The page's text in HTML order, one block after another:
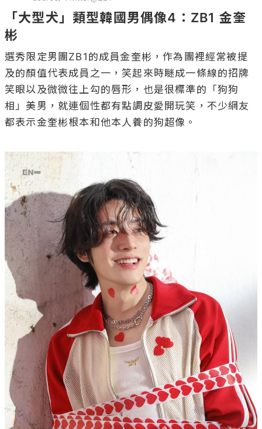
「大型犬」類型韓國男偶像4：ZB1 金奎
彬
選秀限定男團ZB1的成員金奎彬，作為團裡經常被提
及的顏值代表成員之一，笑起來時瞇成一條線的招牌
笑眼以及微微往上勾的唇形，也是很標準的「狗狗
相」美男，就連個性都有點調皮愛開玩笑，不少網友
都表示金奎彬根本和他本人養的狗超像。